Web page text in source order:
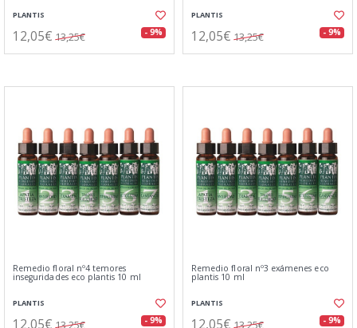
PLANTIS
12,05€ 13,25€ - 9%
PLANTIS
12,05€ 13,25€ - 9%
Remedio floral nº4 temores
inseguridades eco plantis 10 ml
PLANTIS
12,05€ 13,25€ - 9%
Remedio floral nº3 exámenes eco
plantis 10 ml
PLANTIS
12,05€ 13,25€ - 9%